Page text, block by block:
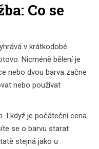
Co se
v krátkodobé
Nicméně bělení je
nebo dvou barva začne
nebo používat
I když je počáteční cena
se o barvu starat
stejná jako u